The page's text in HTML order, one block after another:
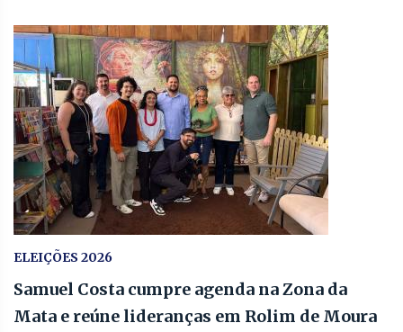
ELEIÇÕES 2026
Samuel Costa cumpre agenda na Zona da
Mata e reúne lideranças em Rolim de Moura